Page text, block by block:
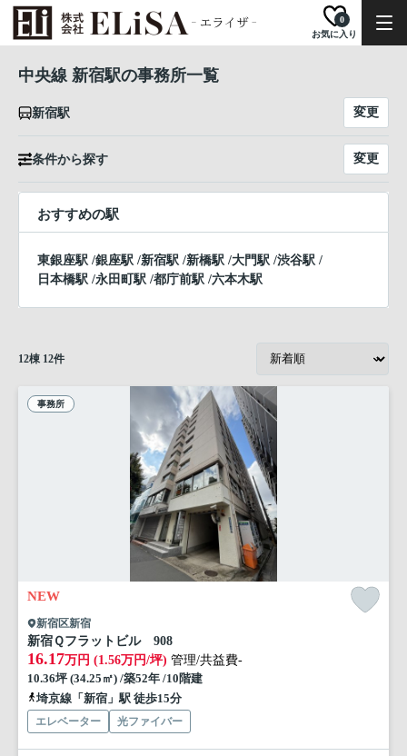
お気に入り
0
中央線 新宿駅の事務所一覧
新宿駅 変更
条件から探す 変更
おすすめの駅
東銀座駅 /銀座駅 /新宿駅 /新橋駅 /大門駅 /渋谷駅 /
日本橋駅 /永田町駅 /都庁前駅 /六本木駅
12棟 12件
事務所
NEW
新宿区新宿
新宿Ｑフラットビル 908
16.17万円 (1.56万円/坪) 管理/共益費-
10.36坪 (34.25㎡) /築52年 /10階建
埼京線「新宿」駅 徒歩15分
エレベーター 光ファイバー